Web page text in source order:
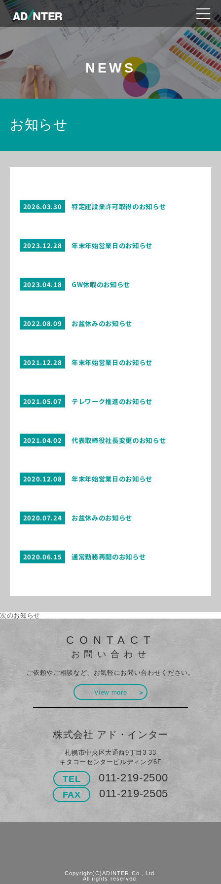
NEWS
お知らせ
2026.03.30 特定建設業許可取得のお知らせ
2023.12.28 年末年始営業日のお知らせ
2023.04.18 GW休暇のお知らせ
2022.08.09 お盆休みのお知らせ
2021.12.28 年末年始営業日のお知らせ
2021.05.07 テレワーク推進のお知らせ
2021.04.02 代表取締役社長変更のお知らせ
2020.12.08 年末年始営業日のお知らせ
2020.07.24 お盆休みのお知らせ
2020.06.15 通常勤務再開のお知らせ
次のお知らせ
CONTACT
お問い合わせ
ご依頼やご相談など、お気軽にお問い合わせください。
View more
株式会社 アド・インター
札幌市中央区大通西9丁目3-33
キタコーセンタービルディング6F
TEL 011-219-2500
FAX 011-219-2505
Copyright(C)ADINTER Co., Ltd.
All rights reserved.